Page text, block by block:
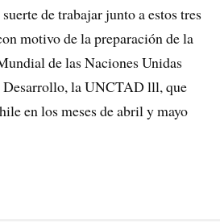
de trabajar junto a estos tres
motivo de la preparación de la
de las Naciones Unidas
Desarrollo, la UNCTAD lll, que
en los meses de abril y mayo